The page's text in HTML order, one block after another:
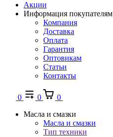
Акции
Информация покупателям
Компания
Доставка
Оплата
Гарантия
Оптовикам
Статьи
Контакты
0 0
0
Масла и смазки
Масла и смазки
Тип техники